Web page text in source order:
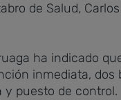
de Salud,
ha indicado
inmediata, dos
y puesto de control.